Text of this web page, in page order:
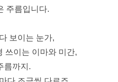
주름입니다.
보이는 눈가,
쓰이는 이마와 미간,
름까지.